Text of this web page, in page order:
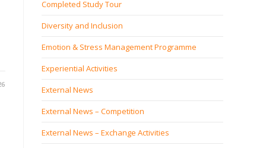
Completed Study Tour
Diversity and Inclusion
Emotion & Stress Management Programme
Experiential Activities
External News
External News – Competition
External News – Exchange Activities